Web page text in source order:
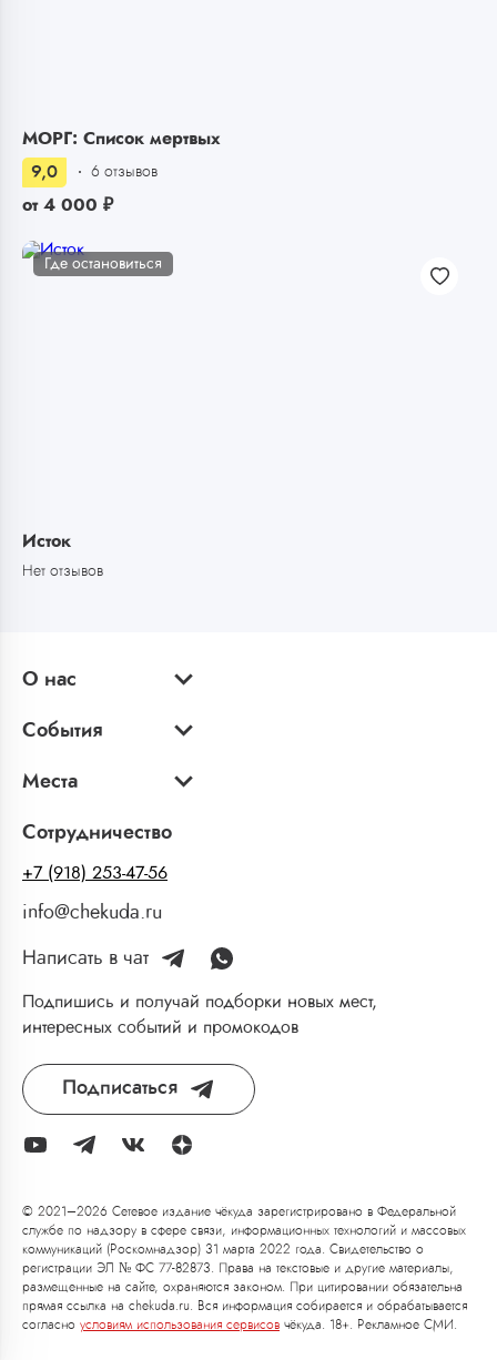
МОРГ: Список мертвых
9,0
6 отзывов
от 4 000 ₽
Где остановиться
Исток
Нет отзывов
О нас
События
Места
Сотрудничество
+7 (918) 253-47-56
info@chekuda.ru
Написать в чат
Подпишись и получай подборки новых мест,
интересных событий и промокодов
Подписаться
© 2021–2026 Сетевое издание чёкуда зарегистрировано в Федеральной
службе по надзору в сфере связи, информационных технологий и массовых
коммуникаций (Роскомнадзор) 31 марта 2022 года. Свидетельство о
регистрации ЭЛ № ФС 77-82873. Права на текстовые и другие материалы,
размещенные на сайте, охраняются законом. При цитировании обязательна
прямая ссылка на chekuda.ru. Вся информация собирается и обрабатывается
согласно условиям использования сервисов чёкуда. 18+. Рекламное СМИ.